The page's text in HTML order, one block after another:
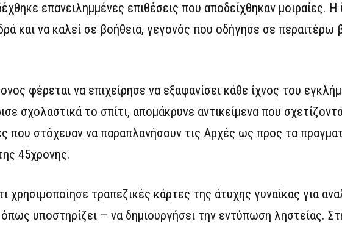
επανειλημμένες επιθέσεις που αποδείχθηκαν μοιραίες. Η
και να καλεί σε βοήθεια, γεγονός που οδήγησε σε περαιτέρω
φέρεται να επιχείρησε να εξαφανίσει κάθε ίχνος του
σχολαστικά το σπίτι, απομάκρυνε αντικείμενα που
που στόχευαν να παραπλανήσουν τις Αρχές ως προς τα
45χρονης.
χρησιμοποίησε τραπεζικές κάρτες της άτυχης γυναίκας για
υποστηρίζει – να δημιουργήσει την εντύπωση ληστείας.